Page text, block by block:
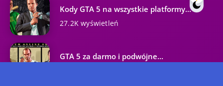
Kody GTA 5 na wszystkie platformy...
27.2K wyświetleń
GTA 5 za darmo i podwójne...